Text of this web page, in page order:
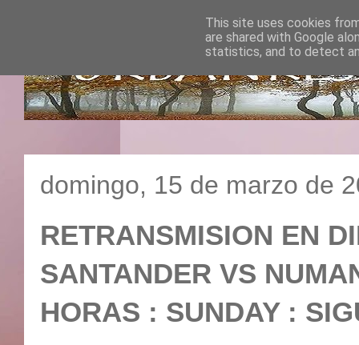
domingo, 15 de marzo de
RETRANSMISION EN
SANTANDER VS
HORAS : SUNDAY :
This site uses cookies
are shared with Google
statistics, and to detect